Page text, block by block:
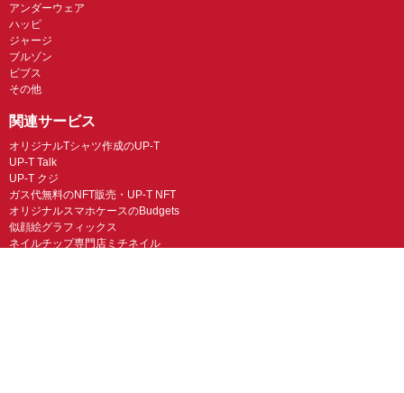
アンダーウェア
ハッピ
ジャージ
ブルゾン
ビブス
その他
関連サービス
オリジナルTシャツ作成のUP-T
UP-T Talk
UP-T クジ
ガス代無料のNFT販売・UP-T NFT
オリジナルスマホケースのBudgets
似顔絵グラフィックス
ネイルチップ専門店ミチネイル